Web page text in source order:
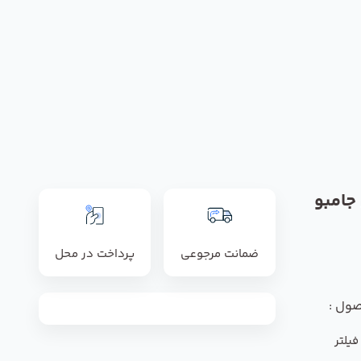
:
ضمانت مرجوعی پرداخت در محل